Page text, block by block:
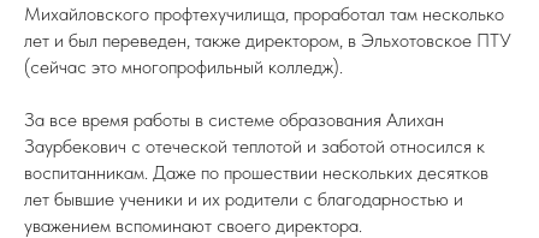
Михайловского профтехучилища, проработал там несколько
лет и был переведен, также директором, в Эльхотовское ПТУ
(сейчас это многопрофильный колледж).
За все время работы в системе образования Алихан
Заурбекович с отеческой теплотой и заботой относился к
воспитанникам. Даже по прошествии нескольких десятков
лет бывшие ученики и их родители с благодарностью и
уважением вспоминают своего директора.